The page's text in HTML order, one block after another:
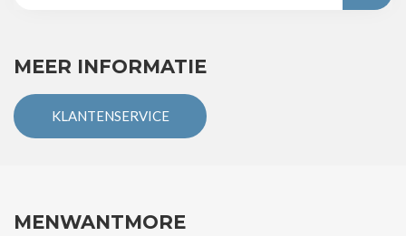
MEER INFORMATIE
KLANTENSERVICE
MENWANTMORE